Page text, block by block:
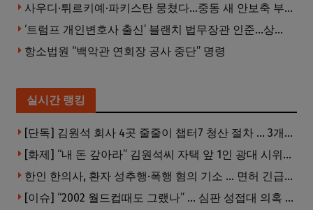
사우디·튀르키예·파키스탄 뭉쳤다…중동 새 안보축 부상하나
‘트럼프 개인변호사 출신’ 블랜치 법무장관 인준…상원 50대49 가결
항소법원 “백악관 연회장 공사 중단” 명령
실시간 랭킹
[단독] 김원석 회사 4곳 줄줄이 챕터7 청산 절차 … 3개 법인 같은 날 동시 파산 신청
[화제] “내 돈 갚아라” 김원석씨 자택 앞 1인 광대 시위 … 한인 투자사, “108만 달러 못받아”
한인 한의사, 환자 성추행·폭행 혐의 기소 … 면허 긴급정지
[이슈] “2002 월드컵때도 그랬나” … 심판 성접대 의혹 해외로 일파만파, 4강 신화까지 불똥